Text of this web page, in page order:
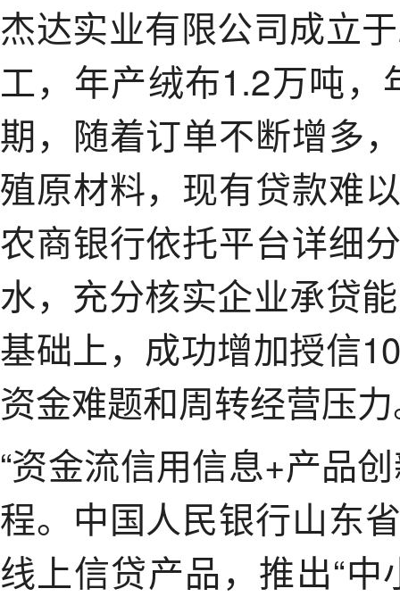
杰达实业有限公司成立
工，年产绒布1.2万吨
期，随着订单不断增多
殖原材料，现有贷款难
农商银行依托平台详细
水，充分核实企业承贷
基础上，成功增加授信
资金难题和周转经营压
“资金流信用信息+产品
程。中国人民银行山东
线上信贷产品，推出“